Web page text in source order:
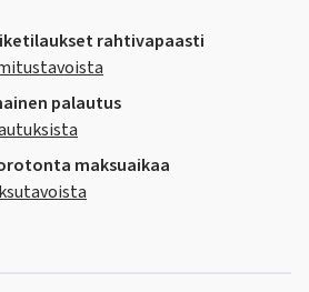
rahtivapaasti
palautus
maksuaikaa